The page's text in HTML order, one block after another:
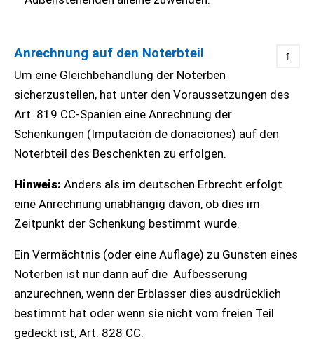
Anrechnung auf den Noterbteil ↑
Um eine Gleichbehandlung der Noterben
sicherzustellen, hat unter den Voraussetzungen des
Art. 819 CC-Spanien eine Anrechnung der
Schenkungen (Imputación de donaciones) auf den
Noterbteil des Beschenkten zu erfolgen.
Hinweis: Anders als im deutschen Erbrecht erfolgt
eine Anrechnung unabhängig davon, ob dies im
Zeitpunkt der Schenkung bestimmt wurde.
Ein Vermächtnis (oder eine Auflage) zu Gunsten eines
Noterben ist nur dann auf die Aufbesserung
anzurechnen, wenn der Erblasser dies ausdrücklich
bestimmt hat oder wenn sie nicht vom freien Teil
gedeckt ist, Art. 828 CC.